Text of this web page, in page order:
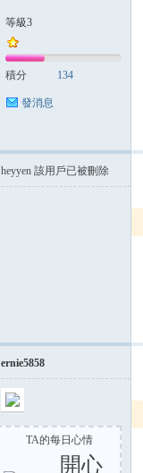
等級3
積分 134
發消息
heyyen 該用戶已被刪除
ernie5858
TA的每日心情
開心